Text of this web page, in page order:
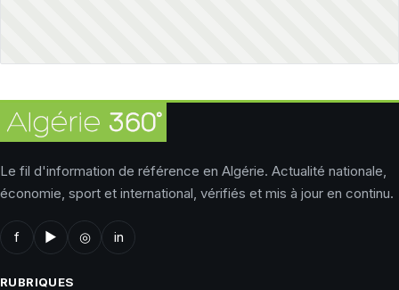
Le fil d'information de référence en Algérie. Actualité nationale,
économie, sport et international, vérifiés et mis à jour en continu.
f ▶ ◎ in
RUBRIQUES